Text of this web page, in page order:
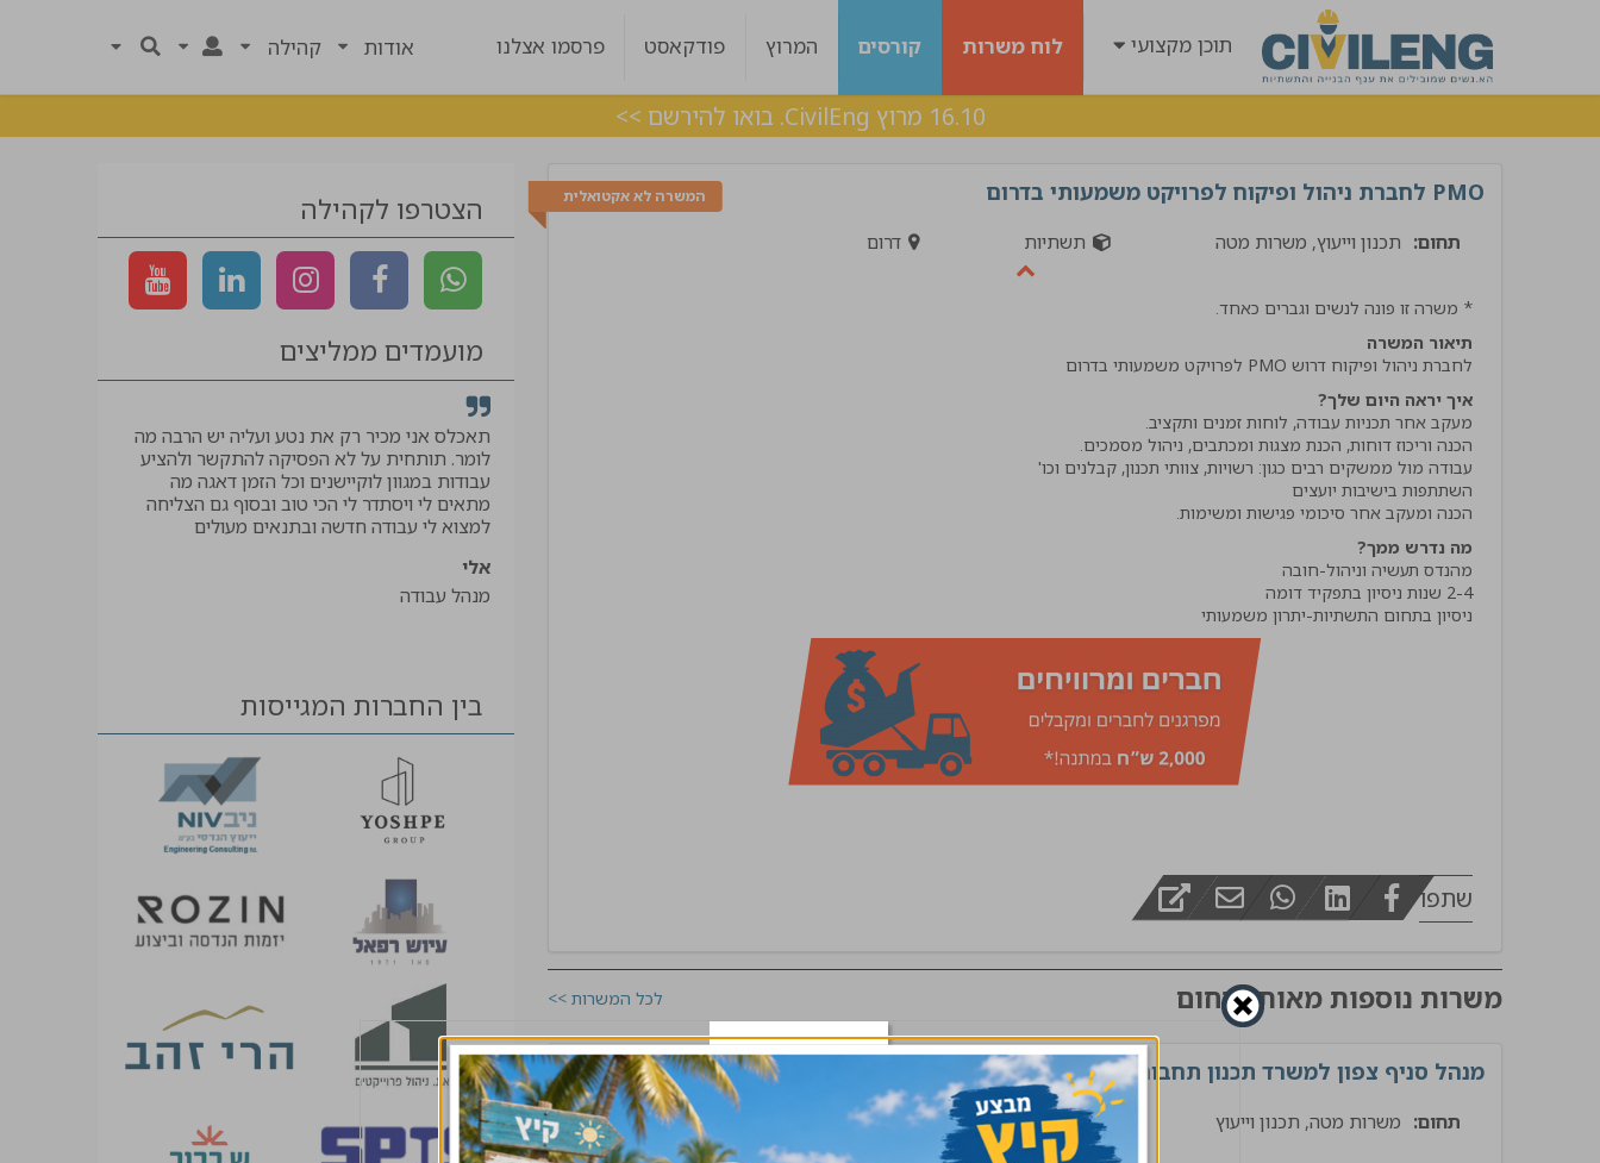
תוכן מקצועי לוח משרות קורסים המרוץ פודקאסט פרסמו אצלנו אודות קהילה
16.10 מרוץ CivilEng. בואו להירשם >>
המשרה לא אקטואלית PMO לחברת ניהול ופיקוח לפרויקט משמעותי בדרום
תחום: תכנון וייעוץ, משרות מטה תשתיות דרום
* משרה זו פונה לנשים וגברים כאחד.
תיאור המשרה
לחברת ניהול ופיקוח דרוש PMO לפרויקט משמעותי בדרום
איך יראה היום שלך?
⁠הכנה ומעקב אחר סיכומי פגישות ומשימות.
מה נדרש ממך?
ניסיון בתחום התשתיות-יתרון משמעותי
שתפו
משרות נוספות מאותו תחום לכל המשרות >>
מנהל סניף צפון למשרד תכנון תחבורה
תחום: משרות מטה, תכנון וייעוץ תשתיות צפון, שרון שלח קורות חיים
הצטרפו לקהילה
מועמדים ממליצים
"קיבלתי שירות מנטע השירות היה מעולה עם
הרבה ידע וסבלנות קיבלתי מענה בצורה מדויקת !
אמליץ לחבריי בענף בחום !!"
אביתר
תאכלס אני מכיר רק את נטע ועליה יש הרבה מה
לומר. תותחית על לא הפסיקה להתקשר ולהציע
עבודות במגוון לוקיישנים וכל הזמן דאגה מה
מתאים לי ויסתדר לי הכי טוב ובסוף גם הצליחה
למצוא לי עבודה חדשה ובתנאים מעולים
אלי
מנהל עבודה
בין החברות המגייסות